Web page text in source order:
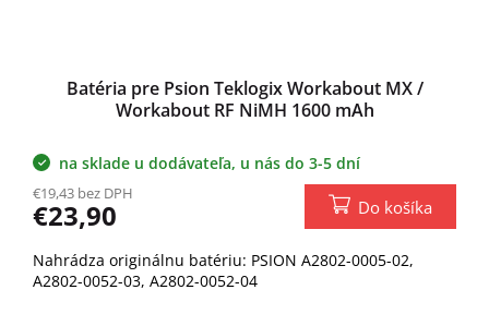
Batéria pre Psion Teklogix Workabout MX /
Workabout RF NiMH 1600 mAh
na sklade u dodávateľa, u nás do 3-5 dní
€19,43 bez DPH
€23,90 Do košíka
Nahrádza originálnu batériu: PSION A2802-0005-02,
A2802-0052-03, A2802-0052-04